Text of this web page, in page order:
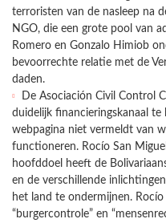
terroristen van de nasleep na
NGO, die een grote pool van
Romero en Gonzalo Himiob
bevoorrechte relatie met de
daden.
De Asociación Civil Control
duidelijk financieringskanaal te
webpagina niet vermeldt van
functioneren. Rocío San
hoofddoel heeft de
en de verschillende
het land te ondermijnen.
“burgercontrole” en